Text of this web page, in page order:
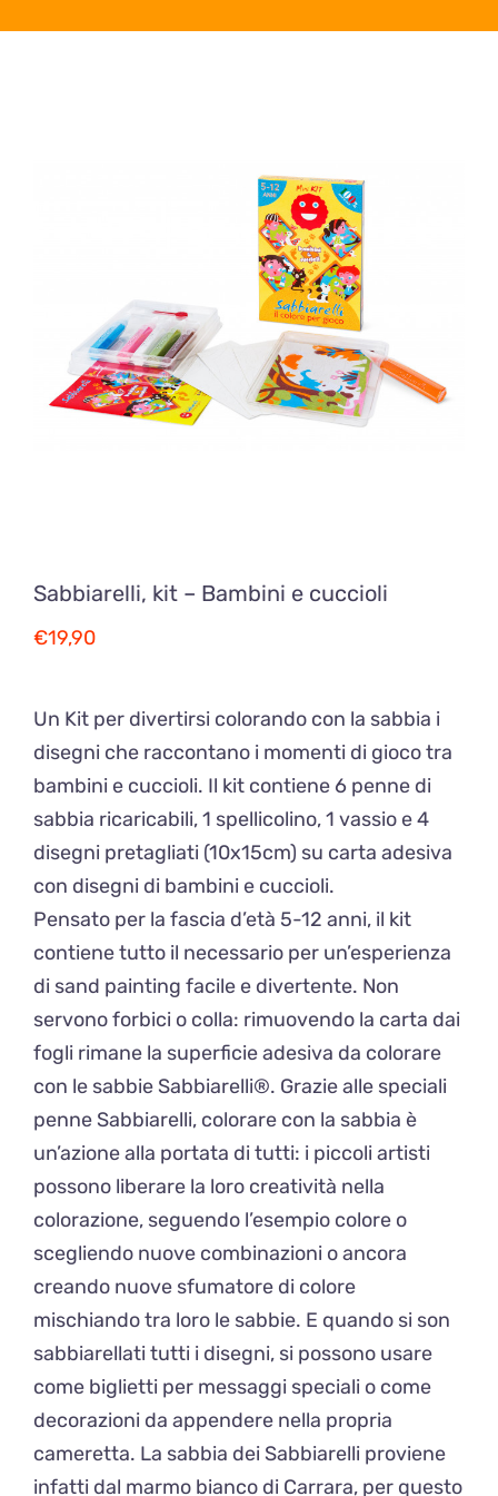
Sabbiarelli, kit – Bambini e cuccioli
€19,90
Un Kit per divertirsi colorando con la sabbia i
disegni che raccontano i momenti di gioco tra
bambini e cuccioli. Il kit contiene 6 penne di
sabbia ricaricabili, 1 spellicolino, 1 vassio e 4
disegni pretagliati (10x15cm) su carta adesiva
con disegni di bambini e cuccioli.
Pensato per la fascia d’età 5-12 anni, il kit
contiene tutto il necessario per un’esperienza
di sand painting facile e divertente. Non
servono forbici o colla: rimuovendo la carta dai
fogli rimane la superficie adesiva da colorare
con le sabbie Sabbiarelli®. Grazie alle speciali
penne Sabbiarelli, colorare con la sabbia è
un’azione alla portata di tutti: i piccoli artisti
possono liberare la loro creatività nella
colorazione, seguendo l’esempio colore o
scegliendo nuove combinazioni o ancora
creando nuove sfumatore di colore
mischiando tra loro le sabbie. E quando si son
sabbiarellati tutti i disegni, si possono usare
come biglietti per messaggi speciali o come
decorazioni da appendere nella propria
cameretta. La sabbia dei Sabbiarelli proviene
infatti dal marmo bianco di Carrara, per questo